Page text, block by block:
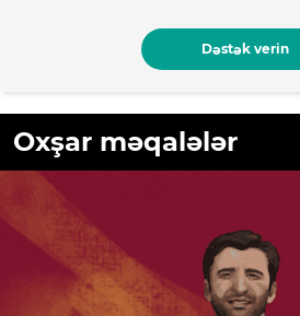
Dəstək verin
Oxşar məqalələr